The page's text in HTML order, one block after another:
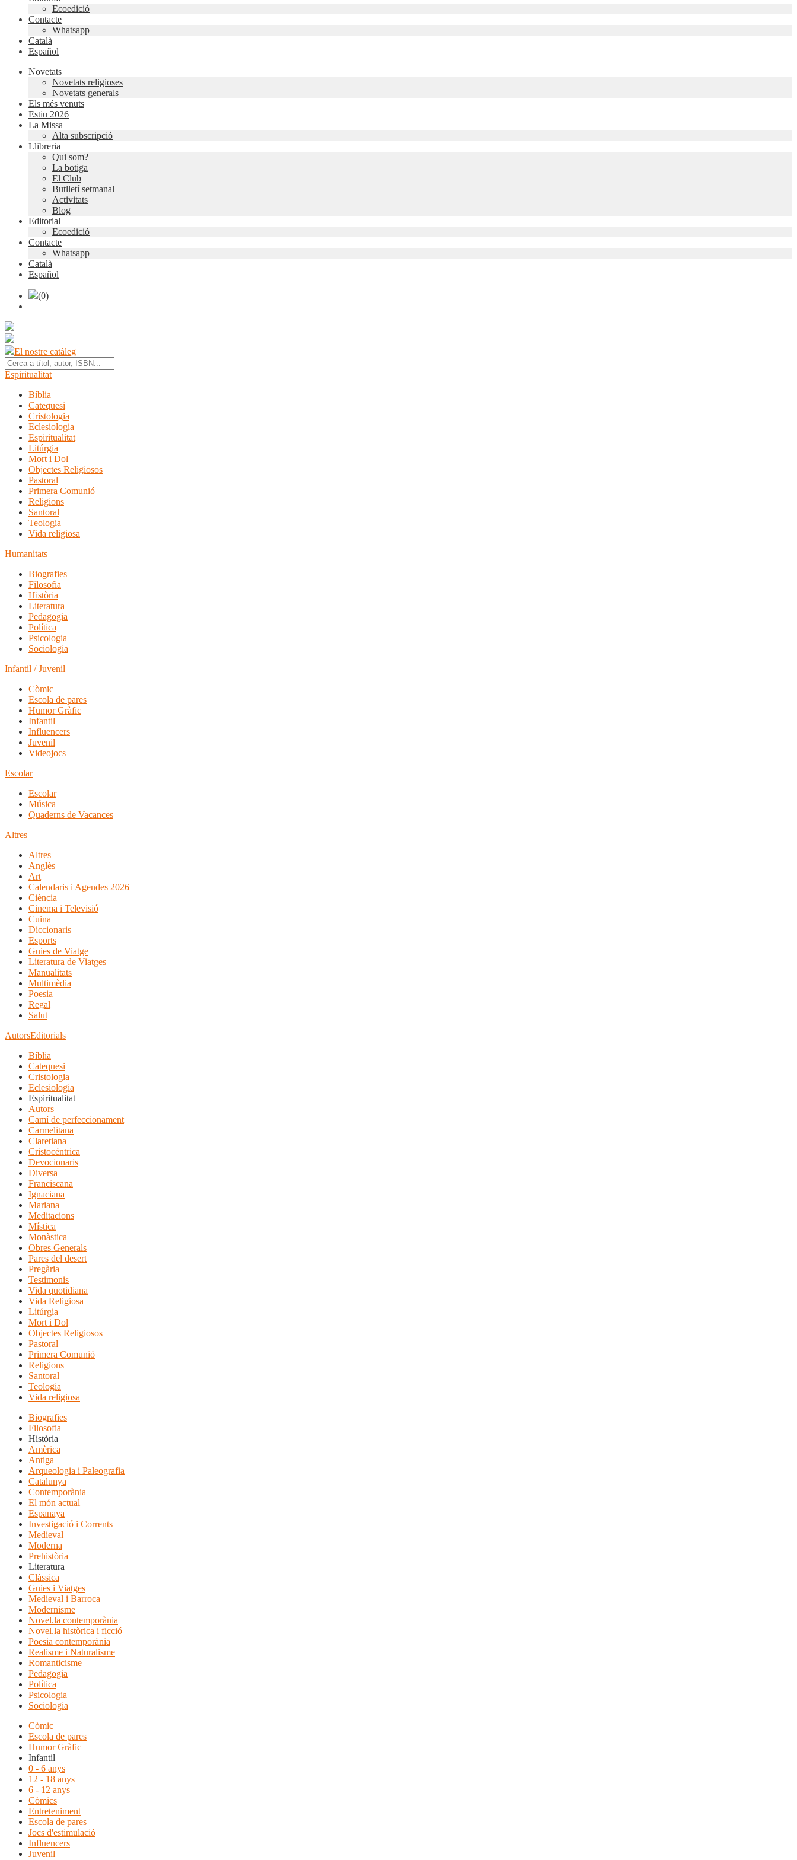
Ecoedició
Contacte
Whatsapp
Català
Español
Novetats
Novetats religioses
Novetats generals
Els més venuts
Estiu 2026
La Missa
Alta subscripció
Llibreria
Qui som?
La botiga
El Club
Butlletí setmanal
Activitats
Blog
Editorial
Ecoedició
Contacte
Whatsapp
Català
Español
(0)
El nostre catàleg
Espiritualitat
Bíblia
Catequesi
Cristologia
Eclesiologia
Espiritualitat
Litúrgia
Mort i Dol
Objectes Religiosos
Pastoral
Primera Comunió
Religions
Santoral
Teologia
Vida religiosa
Humanitats
Biografies
Filosofia
Història
Literatura
Pedagogia
Política
Psicologia
Sociologia
Infantil / Juvenil
Còmic
Escola de pares
Humor Gràfic
Infantil
Influencers
Juvenil
Videojocs
Escolar
Escolar
Música
Quaderns de Vacances
Altres
Altres
Anglès
Art
Calendaris i Agendes 2026
Ciència
Cinema i Televisió
Cuina
Diccionaris
Esports
Guies de Viatge
Literatura de Viatges
Manualitats
Multimèdia
Poesia
Regal
Salut
AutorsEditorials
Bíblia
Catequesi
Cristologia
Eclesiologia
Espiritualitat
Autors
Camí de perfeccionament
Carmelitana
Claretiana
Cristocéntrica
Devocionaris
Diversa
Franciscana
Ignaciana
Mariana
Meditacions
Mística
Monàstica
Obres Generals
Pares del desert
Pregària
Testimonis
Vida quotidiana
Vida Religiosa
Litúrgia
Mort i Dol
Objectes Religiosos
Pastoral
Primera Comunió
Religions
Santoral
Teologia
Vida religiosa
Biografies
Filosofia
Història
Amèrica
Antiga
Arqueologia i Paleografia
Catalunya
Contemporània
El món actual
Espanaya
Investigació i Corrents
Medieval
Moderna
Prehistòria
Literatura
Clàssica
Guies i Viatges
Medieval i Barroca
Modernisme
Novel.la contemporània
Novel.la històrica i ficció
Poesia contemporània
Realisme i Naturalisme
Romanticisme
Pedagogia
Política
Psicologia
Sociologia
Còmic
Escola de pares
Humor Gràfic
Infantil
0 - 6 anys
12 - 18 anys
6 - 12 anys
Còmics
Entreteniment
Escola de pares
Jocs d'estimulació
Influencers
Juvenil